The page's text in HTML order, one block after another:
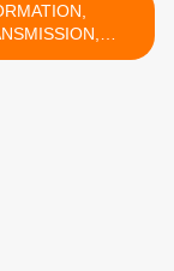
TRANSFORMATION. >